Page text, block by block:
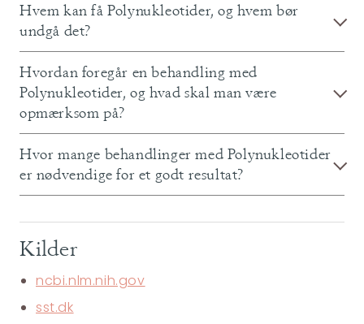
Hvem kan få Polynukleotider, og hvem bør
undgå det?
Hvordan foregår en behandling med
Polynukleotider, og hvad skal man være
opmærksom på?
Hvor mange behandlinger med Polynukleotider
er nødvendige for et godt resultat?
Kilder
ncbi.nlm.nih.gov
sst.dk